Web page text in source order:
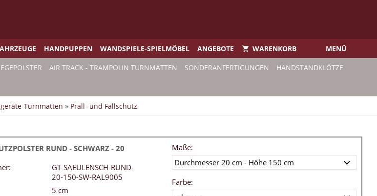
HANDPUPPEN WANDSPIELE-SPIELMÖBEL ANGEBOTE WARENKORB MENÜ
AIR TRACK - TRAMPOLIN TURNMATTEN SONDERANFERTIGUNGEN HANDSTANDKLÖTZE
Turnmatten » Prall- und Fallschutz
RUND - SCHWARZ - 20
GT-SAEULENSCH-RUND-
20-150-SW-RAL9005
5 cm
Maße:
Farbe: